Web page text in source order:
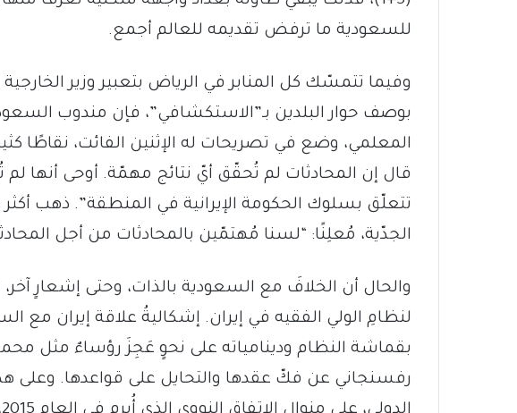
للسعودية ما ترفض تقديمه للعالم أجمع.
وفيما تتمسّك كل المنابر في الرياض بتعبير وزير
بوصف حوار البلدين بـ”الاستكشافي”، فإن مندوب
المعلمي، وضع في تصريحات له الإثنين الفائت، نقاطًا
قال إن المحادثات لم تُحقّق أيّ نتائج مهمّة. أوحى أنها لم
تتعلّق بسلوك الحكومة الإيرانية في المنطقة”. ذهب
الجدّية، مُعلِنًا: “لسنا مُهتمّين بالمحادثات من أجل
والحال أن الخلافَ مع السعودية بالذات، وحتى إشعارٍ
لنظامِ الولي الفقيه في إيران. إشكاليةُ علاقة إيران مع
بقماشة النظام ودينامياته على نحوٍ عَجِزَ رؤساءٌ مثل
رفسنجاني عن فكّ عقدها والتحايل على قواعدها. وعلى